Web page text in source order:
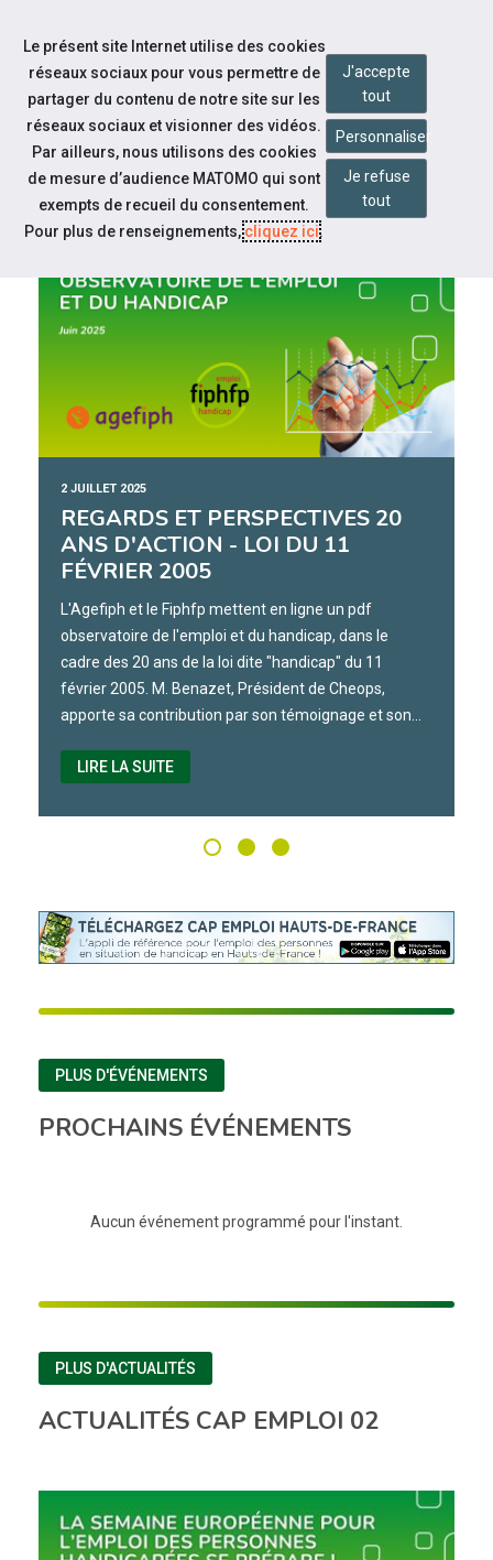
Aller au contenu
CAP EMPLOI 02
2 JUILLET 2025
REGARDS ET PERSPECTIVES 20
ANS D'ACTION - LOI DU 11
FÉVRIER 2005
L'Agefiph et le Fiphfp mettent en ligne un pdf
observatoire de l'emploi et du handicap, dans le
cadre des 20 ans de la loi dite "handicap" du 11
février 2005. M. Benazet, Président de Cheops,
apporte sa contribution par son témoignage et son…
LIRE LA SUITE
visiter
PROCHAINS ÉVÉNEMENTS
PLUS D'ÉVÉNEMENTS
Aucun événement programmé pour l'instant.
ACTUALITÉS CAP EMPLOI 02
PLUS D'ACTUALITÉS
Le présent site Internet utilise des cookies
réseaux sociaux pour vous permettre de
partager du contenu de notre site sur les
réseaux sociaux et visionner des vidéos.
Par ailleurs, nous utilisons des cookies
de mesure d’audience MATOMO qui sont
exempts de recueil du consentement.
Pour plus de renseignements,cliquez ici.
J'accepte
tout
Personnaliser
Je refuse
tout